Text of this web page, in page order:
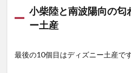
小柴陸と南波陽向の
ー土産
最後の10個目はディズニー土産です